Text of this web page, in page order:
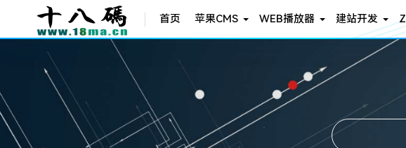
首页 苹果CMS WEB播放器 建站开发